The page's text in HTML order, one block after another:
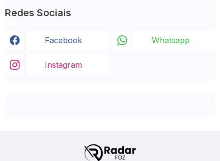
Redes Sociais
Facebook Whatsapp
Instagram